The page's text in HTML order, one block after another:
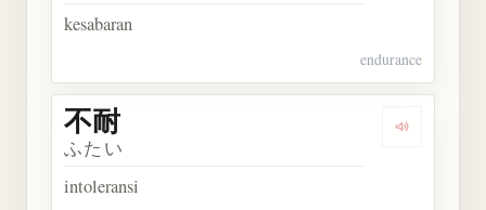
kesabaran
endurance
Dengarkan
不耐
ふたい
intoleransi